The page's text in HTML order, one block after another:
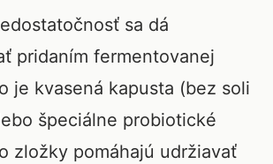
sa dá
pridaním fermentovanej
je kvasená kapusta (bez soli
špeciálne probiotické
zložky pomáhajú udržiavať